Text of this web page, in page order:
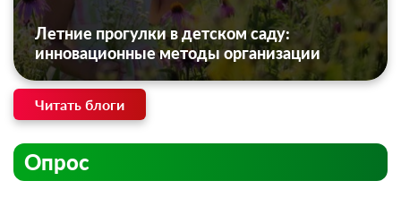
Летние прогулки в детском саду:
инновационные методы организации
Читать блоги
Опрос